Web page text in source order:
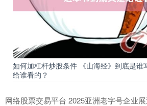
如何加杠杆炒股条件 《山海经》到底是谁
给谁看的？
网络股票交易平台 2025亚洲老字号企业